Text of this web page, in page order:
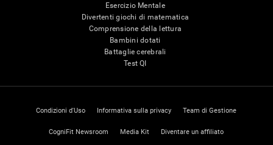
Esercizio Mentale
Divertenti giochi di matematica
Comprensione della lettura
Bambini dotati
Battaglie cerebrali
Test QI
Condizioni d'Uso Informativa sulla privacy Team di Gestione
CogniFit Newsroom Media Kit Diventare un affiliato